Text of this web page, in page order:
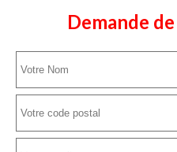
Demande